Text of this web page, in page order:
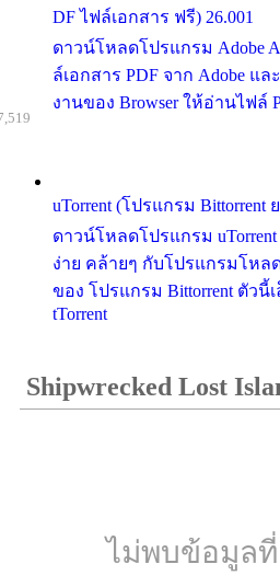
DF ไฟล์เอกสาร ฟรี) 26.001
ดาวน์โหลดโปรแกรม Adobe
ล์เอกสาร PDF จาก Adobe แ
งานของ Browser ให้อ่านไฟล์
uTorrent (โปรแกรม
ดาวน์โหลดโปรแกรม
ง่าย คล้ายๆ กับโปรแกรมโหล
ของ โปรแกรม Bittorrent ตัวนี้
tTorrent
Shipwrecked Lost
ไม่พบข้อมูล